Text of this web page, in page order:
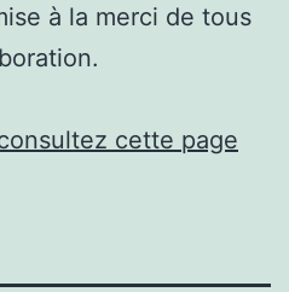
à la merci de tous
cette page